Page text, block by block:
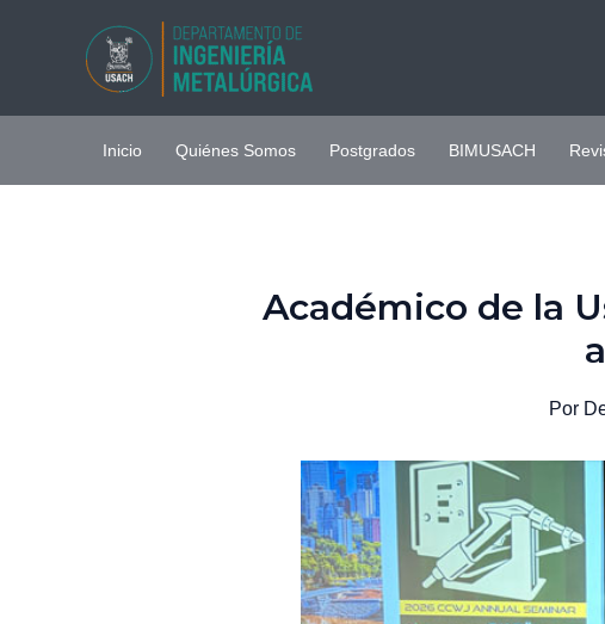
Inicio Quiénes Somos Postgrados BIMUSACH
Académico de la
Por